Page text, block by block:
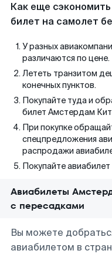
Как еще
билет на самолет
У разных
различаются по цене.
Лететь транзитом
конечных пунктов.
Покупайте туда и
билет Амстердам
При покупке
спецпредложения
распродажи
Покупайте
Авиабилеты
с пересадками
Вы можете
авиабилетом в